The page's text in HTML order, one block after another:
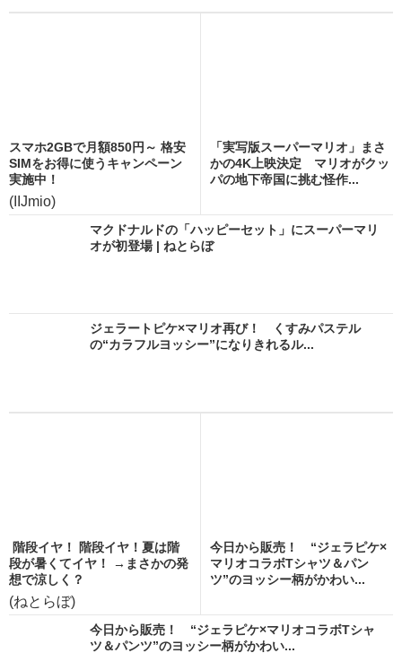
スマホ2GBで月額850円～ 格安
SIMをお得に使うキャンペーン
実施中！
(IIJmio)
「実写版スーパーマリオ」まさ
かの4K上映決定 マリオがクッ
パの地下帝国に挑む怪作...
マクドナルドの「ハッピーセット」にスーパーマリ
オが初登場 | ねとらぼ
ジェラートピケ×マリオ再び！ くすみパステル
の“カラフルヨッシー”になりきれるル...
階段イヤ！ 階段イヤ！夏は階
段が暑くてイヤ！ →まさかの発
想で涼しく？
(ねとらぼ)
今日から販売！ “ジェラピケ×
マリオコラボTシャツ＆パン
ツ”のヨッシー柄がかわい...
今日から販売！ “ジェラピケ×マリオコラボTシャ
ツ＆パンツ”のヨッシー柄がかわい...